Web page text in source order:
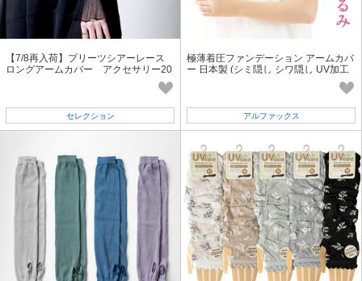
【7/8再入荷】プリーツシアーレース
ロングアームカバー アクセサリー20
セレクション
極薄着圧ファンデーション アームカバ
ー 日本製 (シミ隠し シワ隠し UV加工
アルファックス